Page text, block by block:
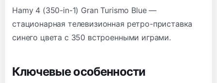
Hamy 4 (350-in-1) Gran Turismo Blue —
стационарная телевизионная ретро-приставка
синего цвета с 350 встроенными играми.
Ключевые особенности